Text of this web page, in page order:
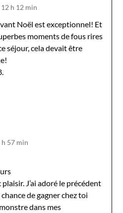
h 12 min
Noël est exceptionnel! Et
moments de fous rires
séjour, cela devait être
h 57 min
J’ai adoré le précédent
de gagner chez toi
dans mes